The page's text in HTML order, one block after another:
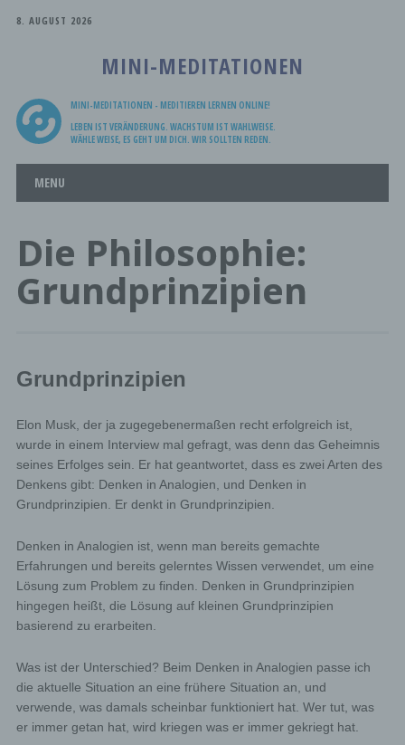
8. AUGUST 2026
MINI-MEDITATIONEN
MINI-MEDITATIONEN - MEDITIEREN LERNEN ONLINE!
LEBEN IST VERÄNDERUNG. WACHSTUM IST WAHLWEISE.
WÄHLE WEISE, ES GEHT UM DICH. WIR SOLLTEN REDEN.
Main menu
MENU
Die Philosophie:
Grundprinzipien
Grundprinzipien
Elon Musk, der ja zugegebenermaßen recht erfolgreich ist,
wurde in einem Interview mal gefragt, was denn das Geheimnis
seines Erfolges sein. Er hat geantwortet, dass es zwei Arten des
Denkens gibt: Denken in Analogien, und Denken in
Grundprinzipien. Er denkt in Grundprinzipien.
Denken in Analogien ist, wenn man bereits gemachte
Erfahrungen und bereits gelerntes Wissen verwendet, um eine
Lösung zum Problem zu finden. Denken in Grundprinzipien
hingegen heißt, die Lösung auf kleinen Grundprinzipien
basierend zu erarbeiten.
Was ist der Unterschied? Beim Denken in Analogien passe ich
die aktuelle Situation an eine frühere Situation an, und
verwende, was damals scheinbar funktioniert hat. Wer tut, was
er immer getan hat, wird kriegen was er immer gekriegt hat.